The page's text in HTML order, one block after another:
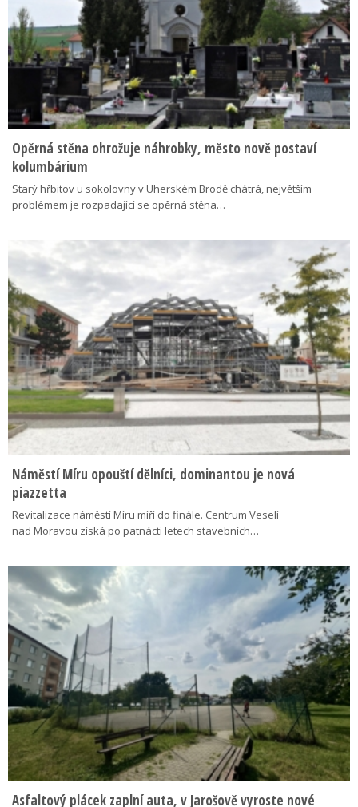
Opěrná stěna ohrožuje náhrobky, město nově postaví
kolumbárium
Starý hřbitov u sokolovny v Uherském Brodě chátrá, největším
problémem je rozpadající se opěrná stěna…
Náměstí Míru opouští dělníci, dominantou je nová
piazzetta
Revitalizace náměstí Míru míří do finále. Centrum Veselí
nad Moravou získá po patnácti letech stavebních…
Asfaltový plácek zaplní auta, v Jarošově vyroste nové